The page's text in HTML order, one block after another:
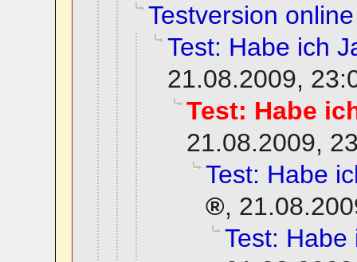
Testversion online
Test: Habe ich
21.08.2009,
Test: Habe
21.08.2009,
Test: Habe
,
Test: